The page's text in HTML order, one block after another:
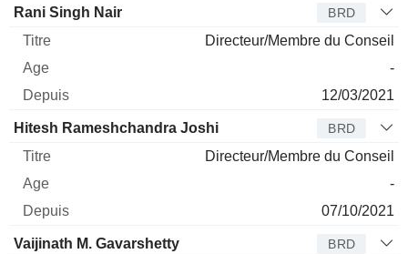
Administrateur Titre
Rani Singh Nair BRD
Directeur/Membre du Conseil
-
12/03/2021
Hitesh Rameshchandra Joshi BRD
Directeur/Membre du Conseil
-
07/10/2021
Vaijinath M. Gavarshetty BRD